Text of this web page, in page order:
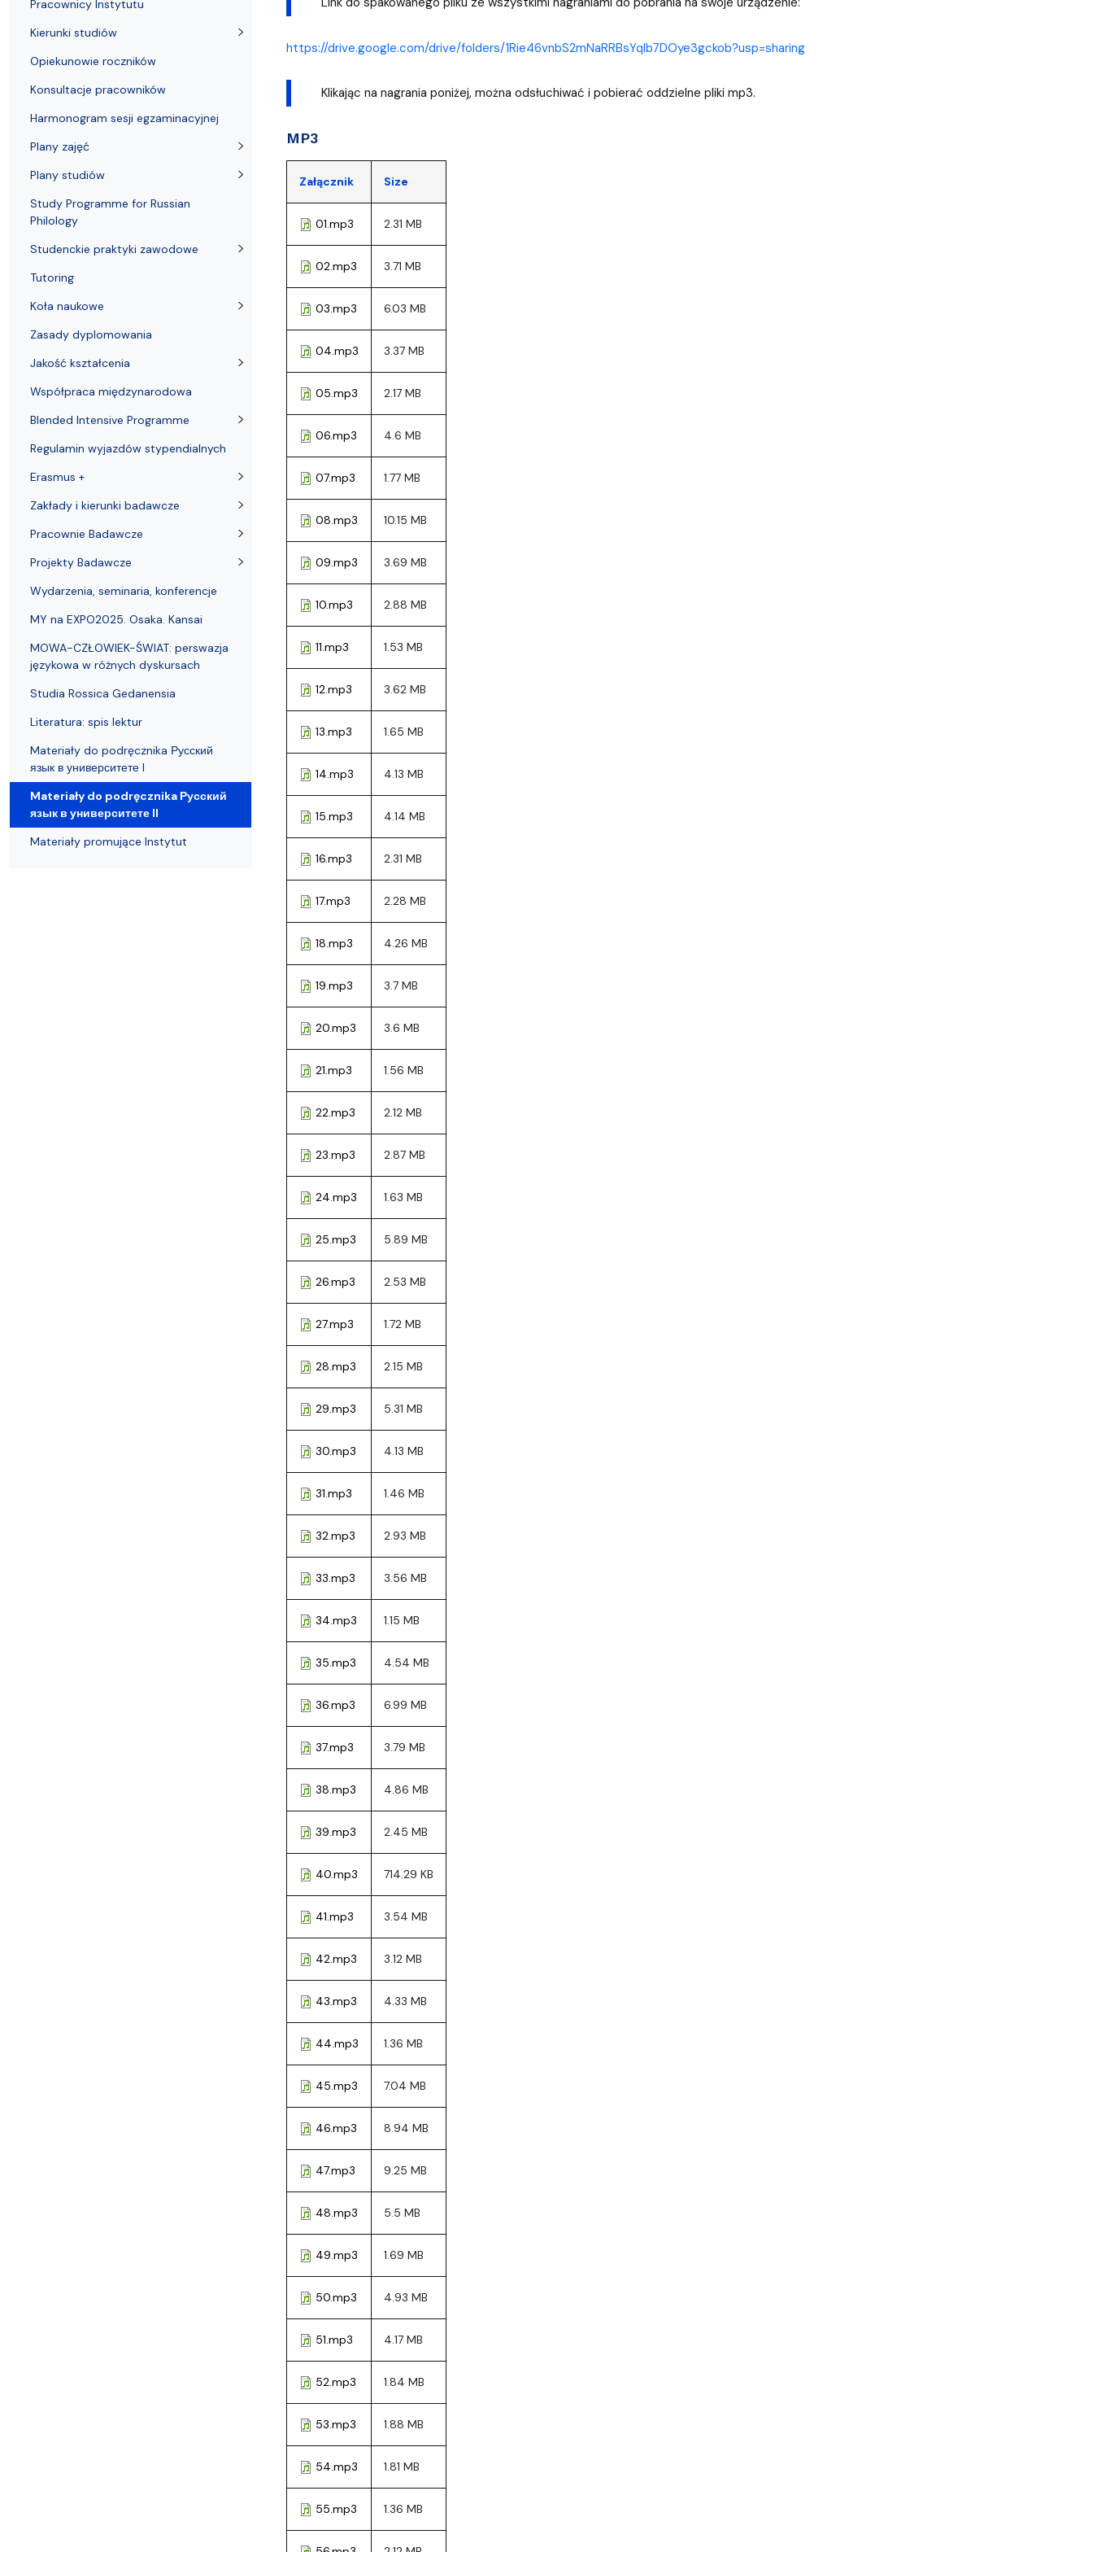
https://drive.google.com/drive/folders/1Rie46vnbS2mNaRRBsYqIb7DOye3gckob?usp=sharing
Klikając na nagrania poniżej, można odsłuchiwać i pobierać oddzielne pliki mp3.
MP3
Załącznik Size
01.mp3 2.31 MB
02.mp3 3.71 MB
03.mp3 6.03 MB
04.mp3 3.37 MB
05.mp3 2.17 MB
06.mp3 4.6 MB
07.mp3 1.77 MB
08.mp3 10.15 MB
09.mp3 3.69 MB
10.mp3 2.88 MB
11.mp3 1.53 MB
12.mp3 3.62 MB
13.mp3 1.65 MB
14.mp3 4.13 MB
15.mp3 4.14 MB
16.mp3 2.31 MB
17.mp3 2.28 MB
18.mp3 4.26 MB
19.mp3 3.7 MB
20.mp3 3.6 MB
21.mp3 1.56 MB
22.mp3 2.12 MB
23.mp3 2.87 MB
24.mp3 1.63 MB
25.mp3 5.89 MB
26.mp3 2.53 MB
27.mp3 1.72 MB
28.mp3 2.15 MB
29.mp3 5.31 MB
30.mp3 4.13 MB
31.mp3 1.46 MB
32.mp3 2.93 MB
33.mp3 3.56 MB
34.mp3 1.15 MB
35.mp3 4.54 MB
36.mp3 6.99 MB
37.mp3 3.79 MB
38.mp3 4.86 MB
39.mp3 2.45 MB
40.mp3 714.29 KB
41.mp3 3.54 MB
42.mp3 3.12 MB
43.mp3 4.33 MB
44.mp3 1.36 MB
45.mp3 7.04 MB
46.mp3 8.94 MB
47.mp3 9.25 MB
48.mp3 5.5 MB
49.mp3 1.69 MB
50.mp3 4.93 MB
51.mp3 4.17 MB
52.mp3 1.84 MB
53.mp3 1.88 MB
54.mp3 1.81 MB
55.mp3 1.36 MB
Pracownicy Instytutu
Kierunki studiów
Opiekunowie roczników
Konsultacje pracowników
Harmonogram sesji egzaminacyjnej
Plany zajęć
Plany studiów
Study Programme for Russian
Philology
Studenckie praktyki zawodowe
Tutoring
Koła naukowe
Zasady dyplomowania
Jakość kształcenia
Współpraca międzynarodowa
Blended Intensive Programme
Regulamin wyjazdów stypendialnych
Erasmus +
Zakłady i kierunki badawcze
Pracownie Badawcze
Projekty Badawcze
Wydarzenia, seminaria, konferencje
MY na EXPO2025. Osaka. Kansai
MOWA-CZŁOWIEK-ŚWIAT: perswazja
językowa w różnych dyskursach
Studia Rossica Gedanensia
Literatura: spis lektur
Materiały do podręcznika Русский
язык в университете I
Materiały do podręcznika Русский
язык в университете II
Materiały promujące Instytut